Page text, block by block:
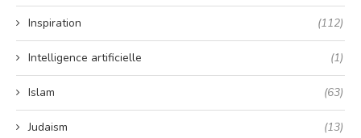
Inspiration (112)
Intelligence artificielle (1)
Islam (63)
Judaism (13)